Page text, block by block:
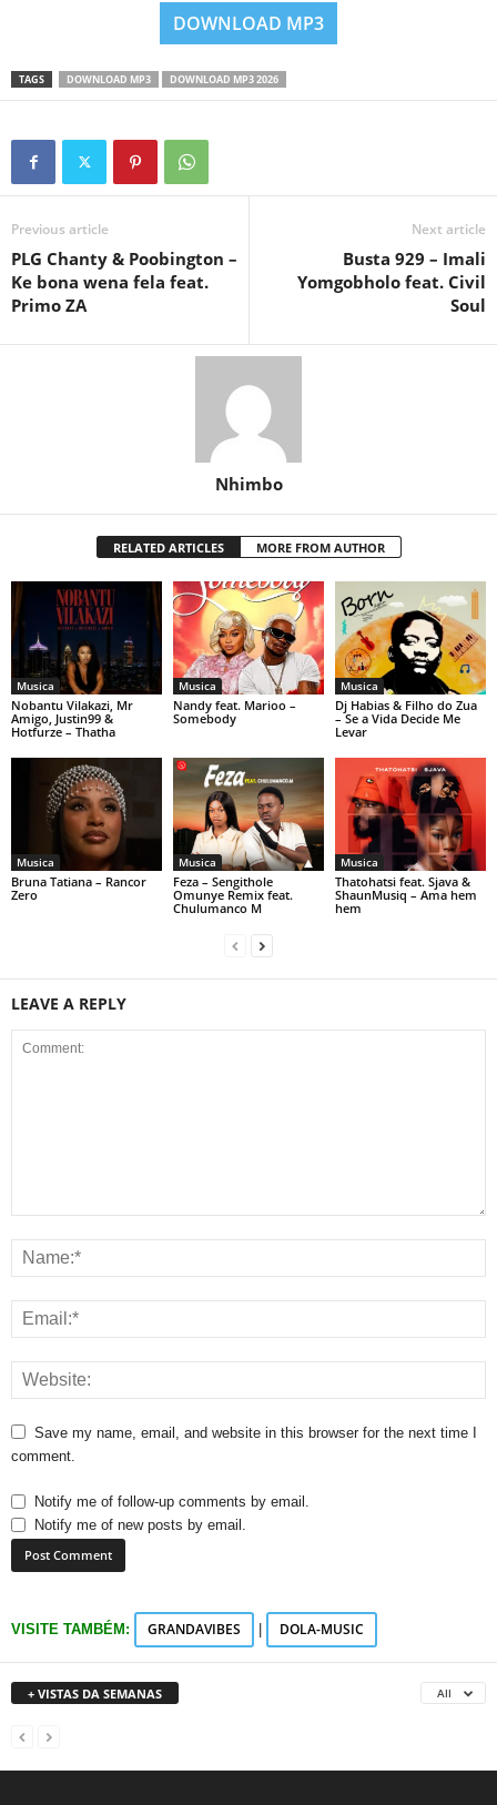
DOWNLOAD MP3
TAGS DOWNLOAD MP3 DOWNLOAD MP3 2026
Previous article
PLG Chanty & Poobington –
Ke bona wena fela feat.
Primo ZA
Next article
Busta 929 – Imali
Yomgobholo feat. Civil
Soul
Nhimbo
RELATED ARTICLES MORE FROM AUTHOR
Musica
Nobantu Vilakazi, Mr
Amigo, Justin99 &
Hotfurze – Thatha
Musica
Nandy feat. Marioo –
Somebody
Musica
Dj Habias & Filho do Zua
– Se a Vida Decide Me
Levar
Musica
Bruna Tatiana – Rancor
Zero
Musica
Feza – Sengithole
Omunye Remix feat.
Chulumanco M
Musica
Thatohatsi feat. Sjava &
ShaunMusiq – Ama hem
hem
LEAVE A REPLY
Save my name, email, and website in this browser for the next time I
comment.
Notify me of follow-up comments by email.
Notify me of new posts by email.
VISITE TAMBÉM: GRANDAVIBES | DOLA-MUSIC
+ VISTAS DA SEMANAS All